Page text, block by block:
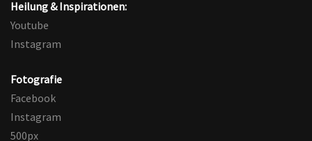
Heilung & Inspirationen:
Youtube
Instagram
Fotografie
Facebook
Instagram
500px